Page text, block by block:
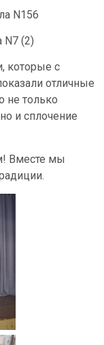
N156
N7 (2)
которые с
отличные
не только
и сплочение
Вместе мы